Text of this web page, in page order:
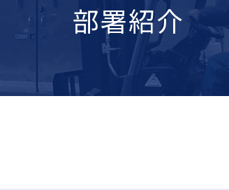
部署紹介